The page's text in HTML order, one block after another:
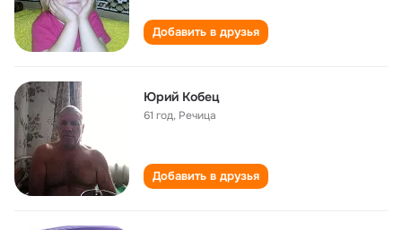
Добавить в друзья
Юрий Кобец
61 год, Речица
Добавить в друзья